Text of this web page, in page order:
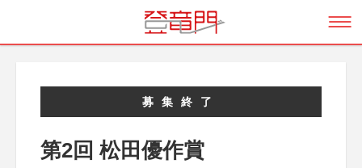
募集終了
第2回 松田優作賞